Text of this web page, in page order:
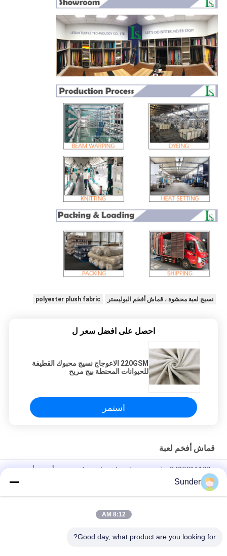
نسيج لعبة محشوة ، قماش أفخم البوليستر polyester plush fabric
احصل على افضل سعر ل
220GSM الاعوجاج نسيج محبوك القطيفة
للحيوانات المحنطة بيج مريح
استمر
قماش أفخم لعبة
340GSM 100٪ بوليستر مخمل قماش دائرة حلقة صوف أزرق وأبيض
سم العرض
250GSM أفخم لعبة نسيج / نسيج القطيفة الناعمة الاعوجاج محبوك
Sunder
8:12 AM
Good day, what product are you looking for?